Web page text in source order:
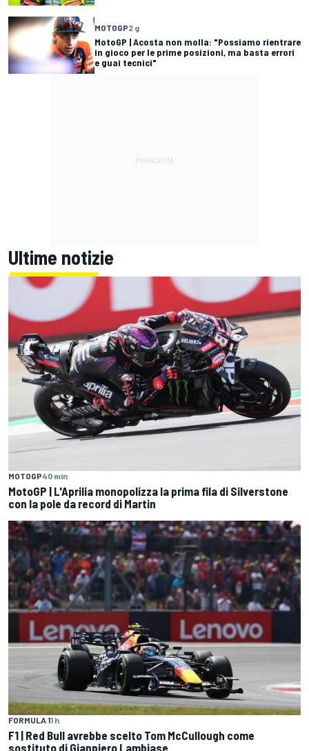
MOTOGP2 g
MotoGP | Acosta non molla: "Possiamo rientrare
in gioco per le prime posizioni, ma basta errori
e guai tecnici"
Ultime notizie
MOTOGP40 min
MotoGP | L'Aprilia monopolizza la prima fila di Silverstone
con la pole da record di Martin
FORMULA 11 h
F1 | Red Bull avrebbe scelto Tom McCullough come
sostituto di Gianpiero Lambiase